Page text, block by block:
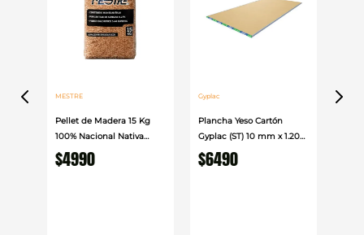
MESTRE
Pellet de Madera 15 Kg
100% Nacional Nativa
Mestre
$4990
Gyplac
Plancha Yeso Cartón
Gyplac (ST) 10 mm x 1.20
cm x 2.40cm
$6490